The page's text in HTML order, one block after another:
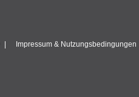
Impressum & Nutzungsbedingungen